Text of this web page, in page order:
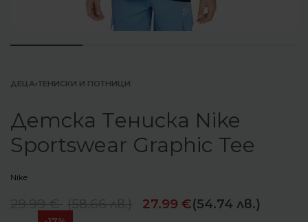
ДЕЦА›ТЕНИСКИ И ПОТНИЦИ
Детска Tениска Nike
Sportswear Graphic Tee
Nike
27.99 €(54.74 лв.)